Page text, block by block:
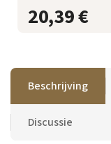
20,39 €
Beschrijving
Discussie